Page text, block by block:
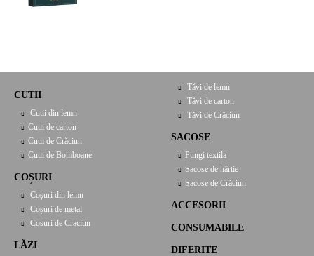
CUTII
Cutii din lemn
Cutii de carton
Cutii de Crăciun
Cutii de Bomboane
COȘURI
Coșuri din lemn
Coșuri de metal
Cosuri de Craciun
LĂZI
Tăvi de lemn
Tăvi de carton
Tăvi de Crăciun
SACOSE
Pungi textila
Sacose de hârtie
Sacose de Crăciun
ACCESORII
CONSUMABILE
DIFERITE